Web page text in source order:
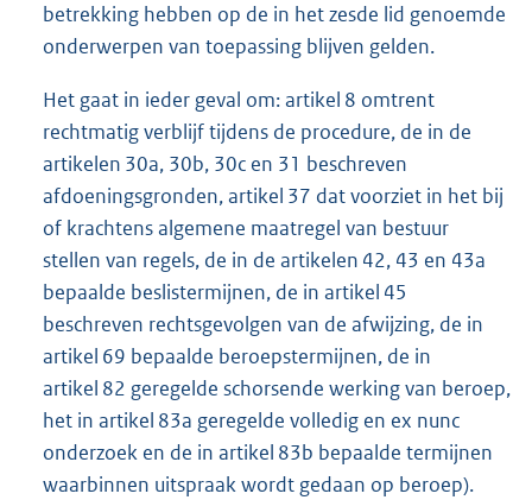
betrekking hebben op de in het zesde lid genoemde
onderwerpen van toepassing blijven gelden.
Het gaat in ieder geval om: artikel 8 omtrent
rechtmatig verblijf tijdens de procedure, de in de
artikelen 30a, 30b, 30c en 31 beschreven
afdoeningsgronden, artikel 37 dat voorziet in het bij
of krachtens algemene maatregel van bestuur
stellen van regels, de in de artikelen 42, 43 en 43a
bepaalde beslistermijnen, de in artikel 45
beschreven rechtsgevolgen van de afwijzing, de in
artikel 69 bepaalde beroepstermijnen, de in
artikel 82 geregelde schorsende werking van beroep,
het in artikel 83a geregelde volledig en ex nunc
onderzoek en de in artikel 83b bepaalde termijnen
waarbinnen uitspraak wordt gedaan op beroep).